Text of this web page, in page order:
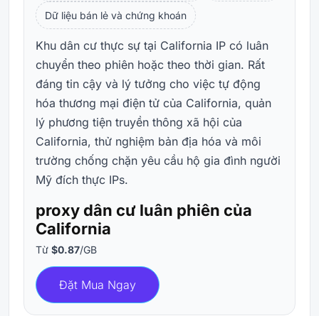
Dữ liệu bán lẻ và chứng khoán
Khu dân cư thực sự tại California IP có luân
chuyển theo phiên hoặc theo thời gian. Rất
đáng tin cậy và lý tưởng cho việc tự động
hóa thương mại điện tử của California, quản
lý phương tiện truyền thông xã hội của
California, thử nghiệm bản địa hóa và môi
trường chống chặn yêu cầu hộ gia đình người
Mỹ đích thực IPs.
proxy dân cư luân phiên của
California
Từ $0.87/GB
Đặt Mua Ngay